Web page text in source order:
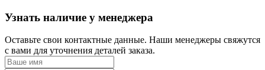
Узнать наличие у менеджера
Оставьте свои контактные данные. Наши менеджеры свяжутся
с вами для уточнения деталей заказа.